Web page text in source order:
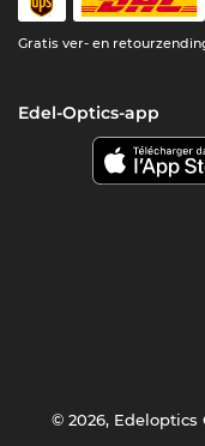
Gratis ver- en
Edel-Optics-app
© 2026,